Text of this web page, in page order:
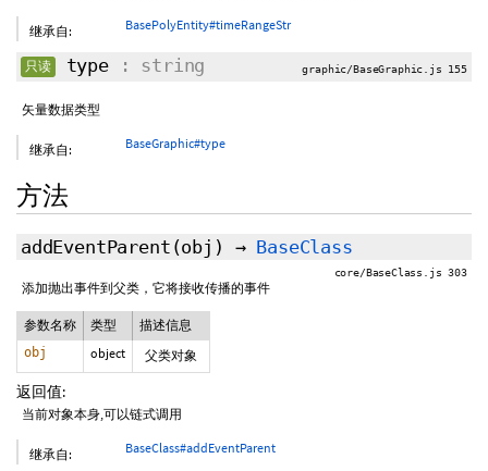
继承自: BasePolyEntity#timeRangeStr
只读 type: string graphic/BaseGraphic.js 155
矢量数据类型
继承自: BaseGraphic#type
方法
addEventParent (obj) → BaseClass
core/BaseClass.js 303
添加抛出事件到父类，它将接收传播的事件
参数名称 类型 描述信息
obj object 父类对象
返回值:
当前对象本身,可以链式调用
继承自: BaseClass#addEventParent